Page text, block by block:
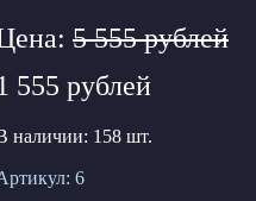
5 555 рублей
555 рублей
наличии: 158 шт.
6